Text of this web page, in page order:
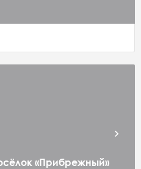
«Прибрежный»